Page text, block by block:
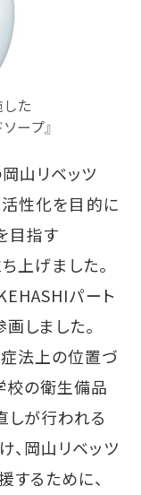
た
ープ』
山リベッツ
性化を目的に
目指す
上げました。
パート
しました。
法上の位置づ
校の衛生備品
しが行われる
、岡山リベッツ
るために、